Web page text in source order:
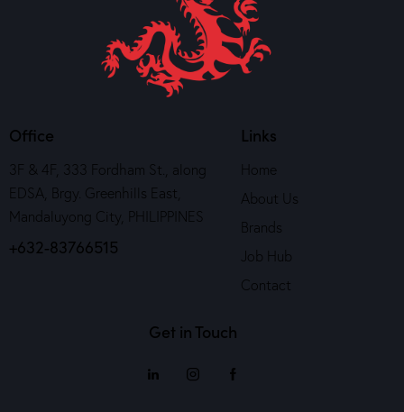
Office
3F & 4F, 333 Fordham St., along
EDSA, Brgy. Greenhills East,
Mandaluyong City, PHILIPPINES
+632-83766515
Links
Home
About Us
Brands
Job Hub
Contact
Get in Touch